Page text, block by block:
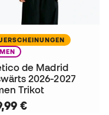
de Madrid
2026-2027
Trikot
€